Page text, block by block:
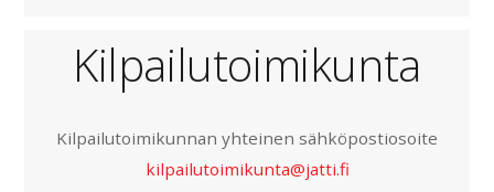
Kilpailutoimikunta
Kilpailutoimikunnan yhteinen sähköpostiosoite
kilpailutoimikunta@jatti.fi